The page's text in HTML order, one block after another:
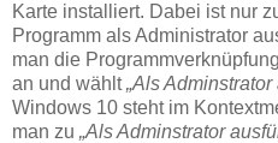
Karte installiert. Dabei ist nur
Programm als Administrator
man die
an und wählt„Als Adminstrator
Windows 10 steht im
man zu „Als Adminstrator